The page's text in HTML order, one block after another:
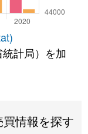
統計局）を加
情報を探す